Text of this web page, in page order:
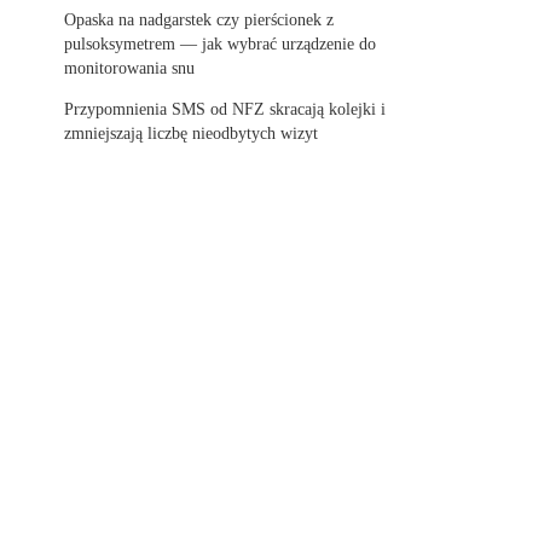
Opaska na nadgarstek czy pierścionek z
pulsoksymetrem — jak wybrać urządzenie do
monitorowania snu
Przypomnienia SMS od NFZ skracają kolejki i
zmniejszają liczbę nieodbytych wizyt